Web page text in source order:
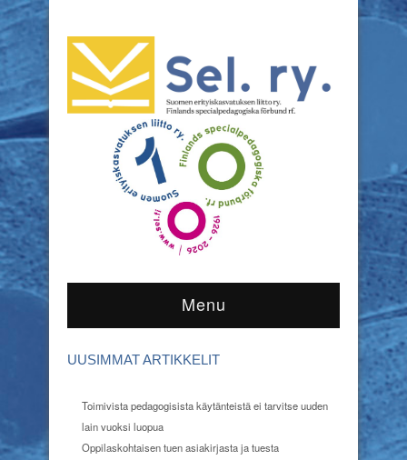
Menu
UUSIMMAT ARTIKKELIT
Toimivista pedagogisista käytänteistä ei tarvitse uuden
lain vuoksi luopua
Oppilaskohtaisen tuen asiakirjasta ja tuesta